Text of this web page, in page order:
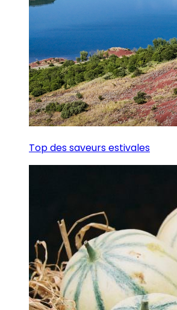
Top des saveurs estivales